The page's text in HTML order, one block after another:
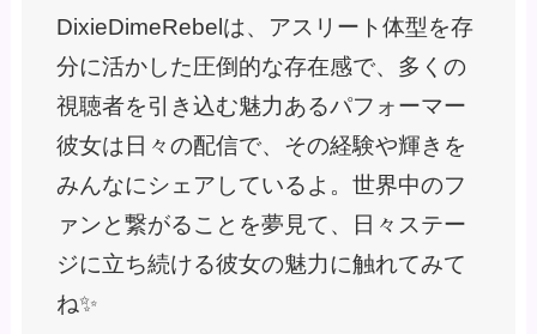
DixieDimeRebelは、アスリート体型を存
分に活かした圧倒的な存在感で、多くの
視聴者を引き込む魅力あるパフォーマー
彼女は日々の配信で、その経験や輝きを
みんなにシェアしているよ。世界中のフ
ァンと繋がることを夢見て、日々ステー
ジに立ち続ける彼女の魅力に触れてみて
ね✨